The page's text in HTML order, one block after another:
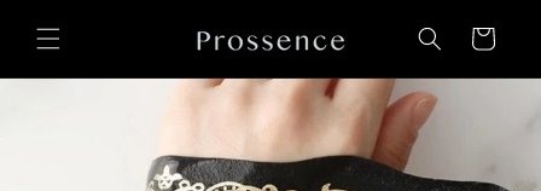
passer
au
Panier